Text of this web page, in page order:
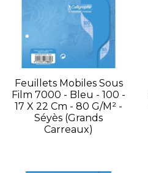
Feuillets Mobiles Sous
Film 7000 - Bleu - 100 -
17 X 22 Cm - 80 G/m² -
Séyès (grands
Carreaux)